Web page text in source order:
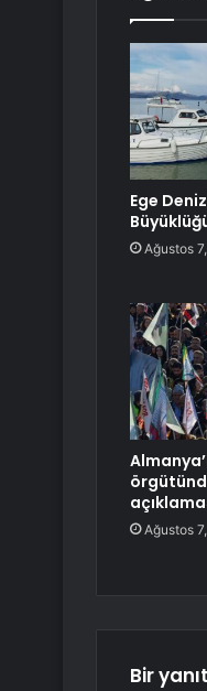
Ege
Ağustos
Ağustos
Bir